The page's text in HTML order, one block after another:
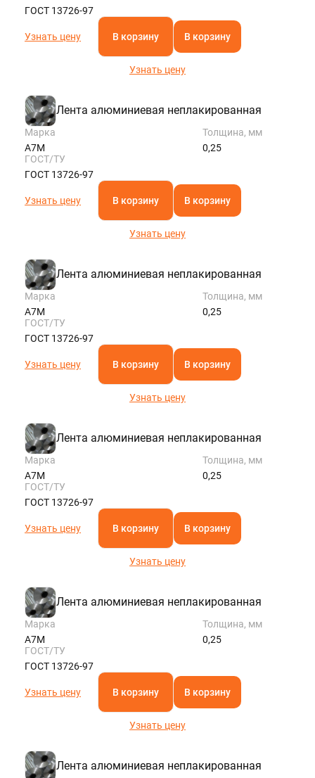
ГОСТ 13726-97
Узнать цену В корзину В корзину
Узнать цену
Лента алюминиевая неплакированная
Марка
А7М
Толщина, мм
0,25
ГОСТ/ТУ
ГОСТ 13726-97
Узнать цену В корзину В корзину
Узнать цену
Лента алюминиевая неплакированная
Марка
А7М
Толщина, мм
0,25
ГОСТ/ТУ
ГОСТ 13726-97
Узнать цену В корзину В корзину
Узнать цену
Лента алюминиевая неплакированная
Марка
А7М
Толщина, мм
0,25
ГОСТ/ТУ
ГОСТ 13726-97
Узнать цену В корзину В корзину
Узнать цену
Лента алюминиевая неплакированная
Марка
А7М
Толщина, мм
0,25
ГОСТ/ТУ
ГОСТ 13726-97
Узнать цену В корзину В корзину
Узнать цену
Лента алюминиевая неплакированная